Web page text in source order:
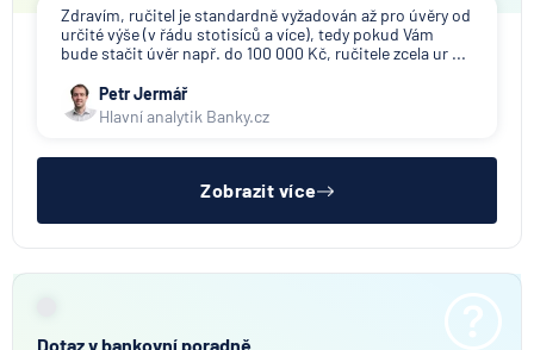
Zdravím, ručitel je standardně vyžadován až pro úvěry od
určité výše (v řádu stotisíců a více), tedy pokud Vám
bude stačit úvěr např. do 100 000 Kč, ručitele zcela ur ...
Petr Jermář
Hlavní analytik Banky.cz
Zobrazit více
Dotaz v bankovní poradně